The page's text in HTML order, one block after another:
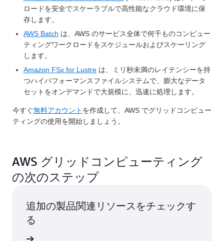
ロードを安全でスケーラブルで高性能なクラウド環境に保
存します。
AWS Batch は、AWS のサービス全体で何千ものコンピュー
ティングワークロードをスケジュールおよびスケーリング
します。
Amazon FSx for Lustre は、ミリ秒未満のレイテンシーを持
つハイパフォーマンスファイルシステムで、膨大なデータ
セットをオンデマンドで大規模に、迅速に処理します。
今すぐ無料アカウント を作成して、AWS でグリッドコンピュー
ティングの使用を開始しましょう。
AWS グリッドコンピューティング
の次のステップ
追加の製品関連リソースをチェックす
る